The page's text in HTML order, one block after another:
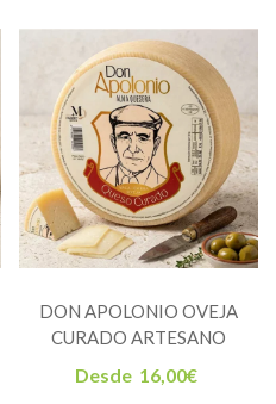
DON APOLONIO OVEJA
CURADO ARTESANO
Desde 16,00€